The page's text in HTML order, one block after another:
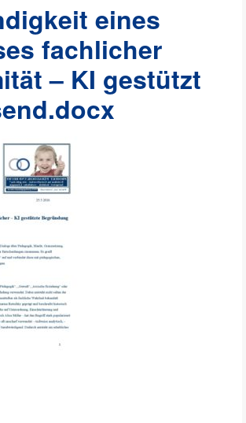
eines
fachlicher
– KI gestützt